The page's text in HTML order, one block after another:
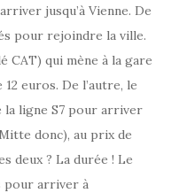
jusqu’à Vienne. De
pour rejoindre la ville.
CAT) qui mène à la gare
euros. De l’autre, le
ligne S7 pour arriver
donc), au prix de
deux ? La durée ! Le
pour arriver à